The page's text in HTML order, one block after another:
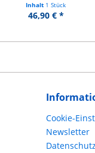
Inhalt 1 Stück
46,90 € *
Cookie-
Newsletter
Datenschutz